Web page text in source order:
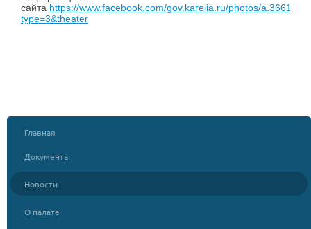
сайта https://www.facebook.com/gov.karelia.ru/photos/
type=3&theater
Главная
Документы
Новости
О палате